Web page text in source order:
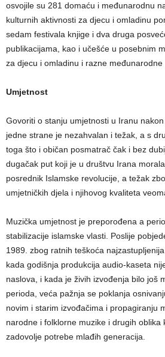
osvojile su 281 domaću i međunarodnu
kulturnih aktivnosti za djecu i omladinu
sedam festivala knjige i dva druga
publikacijama, kao i učešće u posebnim
za djecu i omladinu i razne međunarodne
Umjetnost
Govoriti o stanju umjetnosti u Iranu
jedne strane je nezahvalan i težak, a s
toga što i običan posmatrač čak i bez
dugačak put koji je u društvu Irana
posrednik Islamske revolucije, a težak
umjetničkih djela i njihovog kvaliteta
Muzička umjetnost je preporođena a
stabilizacije islamske vlasti. Poslije
1989. zbog ratnih teškoća
kada godišnja produkcija audio-kaseta
naslova, i kada je živih izvođenja bilo još
perioda, veća pažnja se poklanja
novim i starim izvođačima i propagiranju
narodne i folklorne muzike i drugih oblika
zadovolje potrebe mlađih generacija.